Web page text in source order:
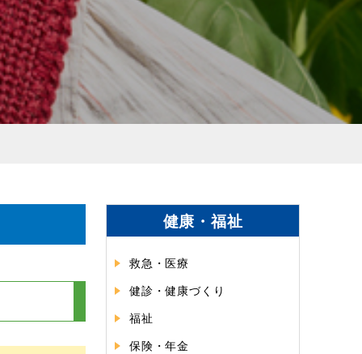
健康・福祉
救急・医療
健診・健康づくり
福祉
保険・年金